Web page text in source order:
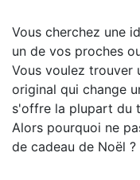
Vous cherchez une
un de vos proches
Vous voulez trouver
original qui change
s'offre la plupart du
Alors pourquoi ne
de cadeau de Noël ?